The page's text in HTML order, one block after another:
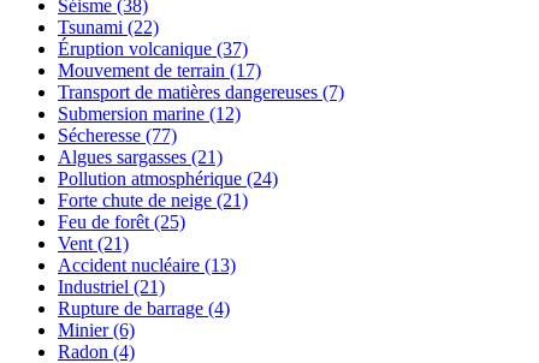
Séisme (38)
Tsunami (22)
Éruption volcanique (37)
Mouvement de terrain (17)
Transport de matières dangereuses (7)
Submersion marine (12)
Sécheresse (77)
Algues sargasses (21)
Pollution atmosphérique (24)
Forte chute de neige (21)
Feu de forêt (25)
Vent (21)
Accident nucléaire (13)
Industriel (21)
Rupture de barrage (4)
Minier (6)
Radon (4)